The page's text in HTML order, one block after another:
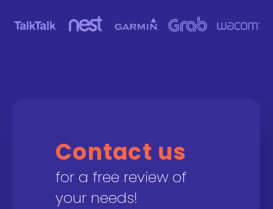
Contact us
for a free review of
your needs!